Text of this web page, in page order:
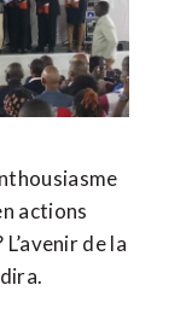
actions
de la